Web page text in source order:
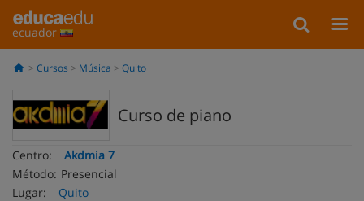
ecuador
Cursos Música Quito
Curso de piano
Centro:
Akdmia 7
Método: Presencial
Lugar:
Quito